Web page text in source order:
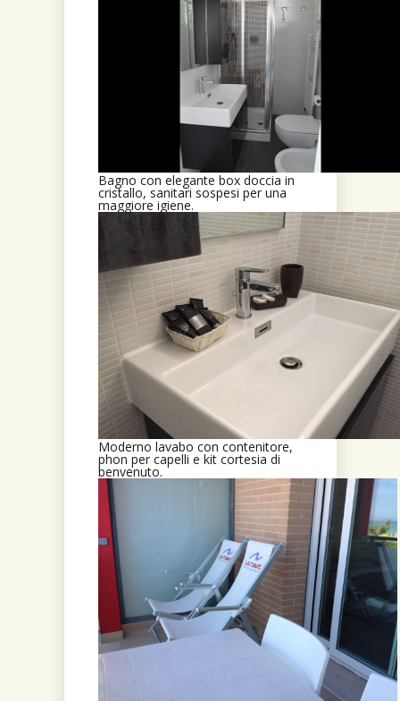
Bagno con elegante box doccia in
cristallo, sanitari sospesi per una
maggiore igiene.
Moderno lavabo con contenitore,
phon per capelli e kit cortesia di
benvenuto.